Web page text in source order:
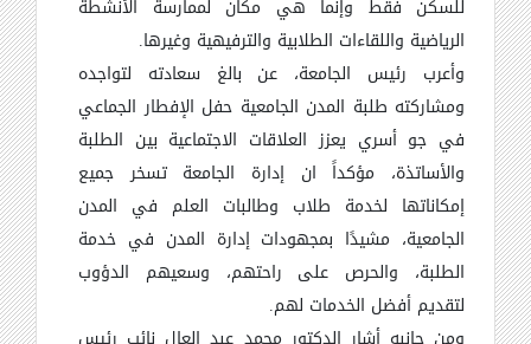
للسكن فقط وإنما هي مكان لممارسة الأنشطة
الرياضية واللقاءات الطلابية والترفيهية وغيرها.
وأعرب رئيس الجامعة، عن بالغ سعادته لتواجده
ومشاركته طلبة المدن الجامعية حفل الإفطار الجماعي
في جو أسري يعزز العلاقات الاجتماعية بين الطلبة
والأساتذة، مؤكداً ان إدارة الجامعة تسخر جميع
إمكاناتها لخدمة طلاب وطالبات العلم في المدن
الجامعية، مشيدًا بمجهودات إدارة المدن في خدمة
الطلبة، والحرص على راحتهم، وسعيهم الدؤوب
لتقديم أفضل الخدمات لهم.